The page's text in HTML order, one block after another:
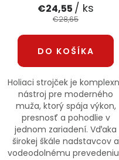
Reklamačný formulár
Obchodné podmienky
Podmienky ochrany
Přihlášení
€24,55 / ks
€28,65
DO KOŠÍKA
Holiaci strojček je
nástroj pre moderného
muža, ktorý spája výkon,
presnosť a pohodlie v
jednom zariadení. Vďaka
širokej škále nadstavcov a
vodeodolnému